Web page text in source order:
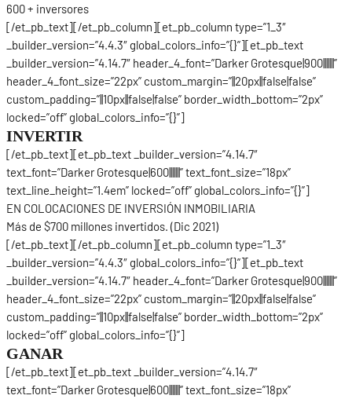
600+ inversores
[/et_pb_text][/et_pb_column][et_pb_column type=”1_3″
_builder_version=”4.4.3″ global_colors_info=”{}”][et_pb_text
_builder_version=”4.14.7″ header_4_font=”Darker Grotesque|900|||||||”
header_4_font_size=”22px” custom_margin=”||20px||false|false”
custom_padding=”||10px||false|false” border_width_bottom=”2px”
locked=”off” global_colors_info=”{}”]
INVERTIR
[/et_pb_text][et_pb_text _builder_version=”4.14.7″
text_font=”Darker Grotesque|600|||||||” text_font_size=”18px”
text_line_height=”1.4em” locked=”off” global_colors_info=”{}”]
EN COLOCACIONES DE INVERSIÓN INMOBILIARIA
Más de $700 millones invertidos. (Dic 2021)
[/et_pb_text][/et_pb_column][et_pb_column type=”1_3″
_builder_version=”4.4.3″ global_colors_info=”{}”][et_pb_text
_builder_version=”4.14.7″ header_4_font=”Darker Grotesque|900|||||||”
header_4_font_size=”22px” custom_margin=”||20px||false|false”
custom_padding=”||10px||false|false” border_width_bottom=”2px”
locked=”off” global_colors_info=”{}”]
GANAR
[/et_pb_text][et_pb_text _builder_version=”4.14.7″
text_font=”Darker Grotesque|600|||||||” text_font_size=”18px”